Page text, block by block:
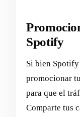
Spotify
Si bien
promocionar
para que el
Comparte tus